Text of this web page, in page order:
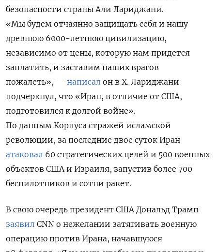
безопасности страны Али Лариджани.
«Мы будем отчаянно защищать себя и нашу
древнюю 6000-летнюю цивилизацию,
независимо от цены, которую нам придется
заплатить, и заставим наших врагов
пожалеть», — написал он в X. Лариджани
подчеркнул, что «Иран, в отличие от США,
подготовился к долгой войне».
По данным Корпуса стражей исламской
революции, за последние двое суток Иран
атаковал 60 стратегических целей и 500 военных
объектов США и Израиля, запустив более 700
беспилотников и сотни ракет.
В свою очередь президент США Дональд Трамп
заявил CNN о нежелании затягивать военную
операцию против Ирана, начавшуюся